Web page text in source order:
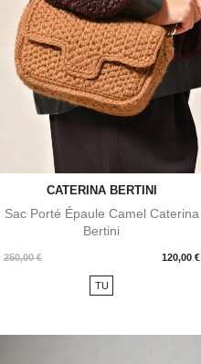
CATERINA BERTINI
Sac Porté Épaule Camel Caterina
Bertini
250,00 € 120,00 €
Prix
TU